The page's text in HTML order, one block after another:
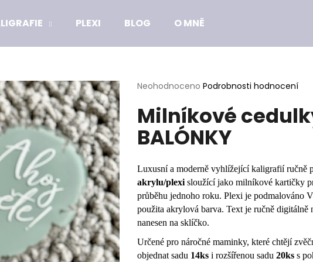
PLEXI BLOG O MNĚ
Průměrné
produktu
je
0,0
hvězdiček.
Neohodnoceno Podrobnosti hodnocení
Milníkové
BALÓNKY
Luxusní a moderně vyhlížející kaligrafií ručně
akrylu/plexi sloužící jako milníkové kartičky
průběhu jednoho roku. Plexi je podmalováno
použita akrylová barva. Text je ručně digitálně
nanesen na sklíčko.
Určené pro náročné maminky, které chtějí
objednat sadu 14ks i rozšířenou sadu 20ks s
HLEDAT
Doporučujeme